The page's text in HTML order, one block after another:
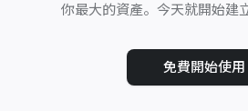
你最大的資產。今天就開始建
免費開始使用